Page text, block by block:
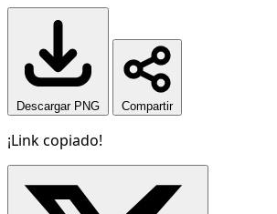
Descargar PNG Compartir
¡Link copiado!